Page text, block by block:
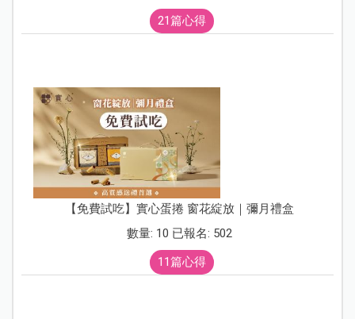
21篇心得
【免費試吃】實心蛋捲 窗花綻放｜彌月禮盒
數量: 10 已報名: 502
11篇心得